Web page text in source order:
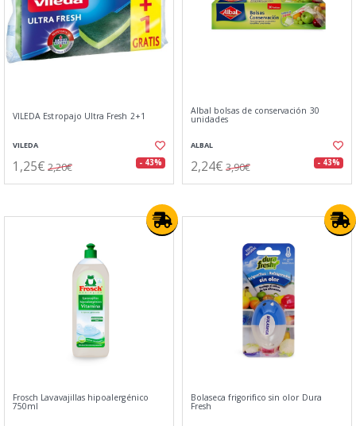
VILEDA Estropajo Ultra Fresh 2+1
VILEDA
1,25€ 2,20€ - 43%
Albal bolsas de conservación 30
unidades
ALBAL
2,24€ 3,90€ - 43%
Frosch Lavavajillas hipoalergénico
750ml
Bolaseca frigorifico sin olor Dura
Fresh